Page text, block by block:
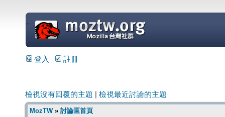
=
登入 註冊
檢視沒有回覆的主題 檢視最近討論的主題
MozTW» 討論區首頁